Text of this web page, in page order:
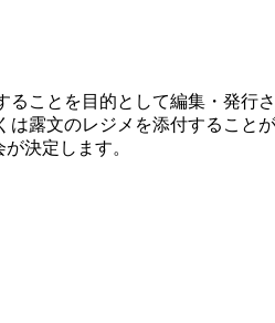
ことを目的として編集・発行
露文のレジメを添付すること
決定します。